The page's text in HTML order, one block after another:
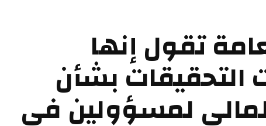
تقول إنها
بشأن
لمسؤولين في